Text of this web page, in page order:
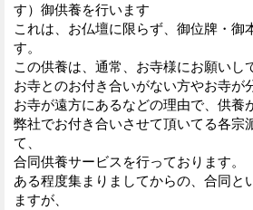
す）御供養を行います
これは、お仏壇に限らず、御位牌・御
す。
この供養は、通常、お寺様にお願いし
お寺とのお付き合いがない方やお寺が
お寺が遠方にあるなどの理由で、供養
弊社でお付き合いさせて頂いてる各宗
て、
合同供養サービスを行っております。
ある程度集まりましてからの、合同と
ますが、